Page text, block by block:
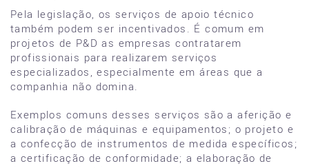
Pela legislação, os serviços de apoio técnico
também podem ser incentivados. É comum em
projetos de P&D as empresas contratarem
profissionais para realizarem serviços
especializados, especialmente em áreas que a
companhia não domina.
Exemplos comuns desses serviços são a aferição e
calibração de máquinas e equipamentos; o projeto e
a confecção de instrumentos de medida específicos;
a certificação de conformidade; a elaboração de